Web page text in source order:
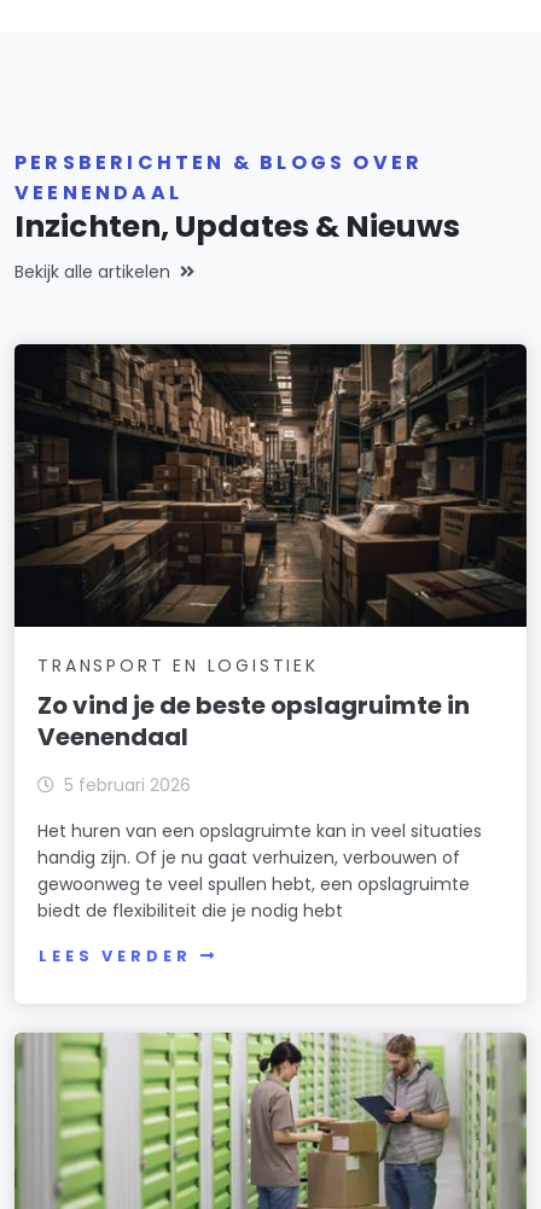
PERSBERICHTEN & BLOGS OVER
VEENENDAAL
Inzichten, Updates & Nieuws
Bekijk alle artikelen
TRANSPORT EN LOGISTIEK
Zo vind je de beste opslagruimte in
Veenendaal
5 februari 2026
Het huren van een opslagruimte kan in veel situaties
handig zijn. Of je nu gaat verhuizen, verbouwen of
gewoonweg te veel spullen hebt, een opslagruimte
biedt de flexibiliteit die je nodig hebt
LEES VERDER